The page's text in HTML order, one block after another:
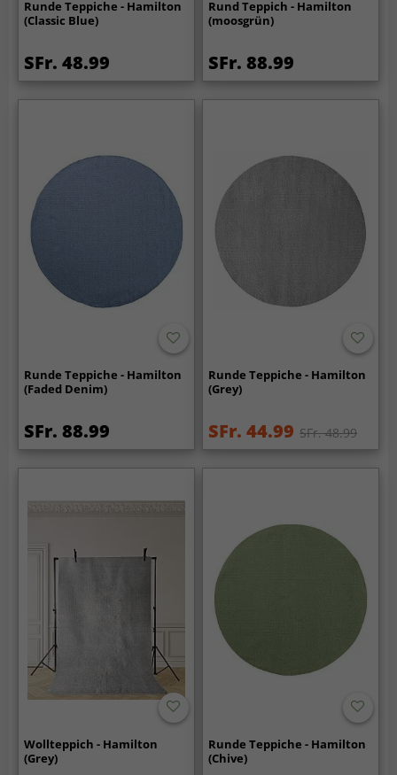
Runde Teppiche - Hamilton
(Classic Blue)
SFr. 48.99
Rund Teppich - Hamilton
(moosgrün)
SFr. 88.99
Runde Teppiche - Hamilton
(Faded Denim)
SFr. 88.99
Runde Teppiche - Hamilton
(Grey)
SFr. 44.99 SFr. 48.99
Wollteppich - Hamilton
(Grey)
Runde Teppiche - Hamilton
(Chive)